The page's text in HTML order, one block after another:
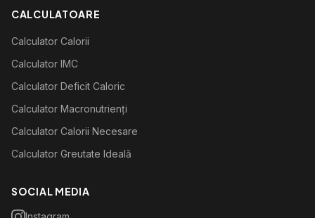
CALCULATOARE
Calculator Calorii
Calculator IMC
Calculator Deficit Caloric
Calculator Macronutrienți
Calculator Calorii Necesare
Calculator Greutate Ideală
SOCIAL MEDIA